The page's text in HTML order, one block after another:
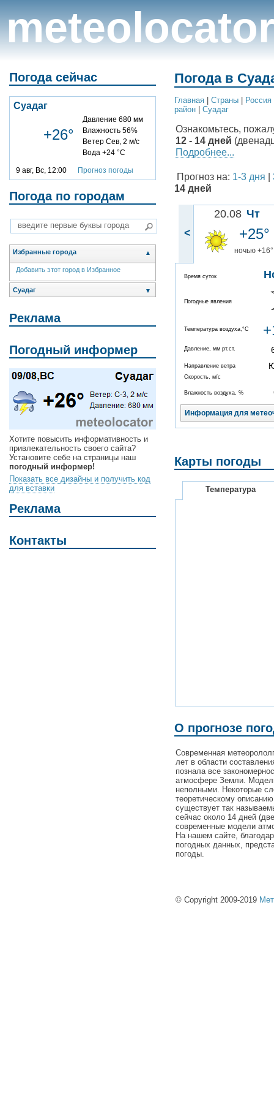
meteolocator
Погода сейчас
Суадаг
+26°
Давление 680 мм
Влажность 56%
Ветер Сев, 2 м/с
Вода +24 °C
9 авг, Вс, 12:00 Прогноз погоды
Погода по городам
Избранные города ▲
Добавить этот город в Избранное
Суадаг ▼
Реклама
Погодный информер
Хотите повысить информативность и
привлекательность своего сайта?
Установите себе на страницы наш
погодный информер!
Показать все дизайны и получить код
для вставки
Реклама
Контакты
Погода в
Главная Cтраны Россия
район
Суадаг
Ознакомьтесь,
12 - 14 дней
Подробнее...
Прогноз на: 1-3 дня
14 дней
<
20.08 Чт
+25°
ночью +16°
Время суток
Погодные явления
Температура воздуха,°C
Давление, мм рт.ст.
Направление ветра
Скорость, м/с
Влажность воздуха, %
Информация для
Карты погоды
Температура
О прогнозе
Современная
лет в области
познала все
атмосфере Земли.
неполными. Некоторые
теоретическому
существует так
сейчас около 14 дней
современные модели
На нашем сайте,
погодных данных,
погоды.
© Copyright 2009-2019